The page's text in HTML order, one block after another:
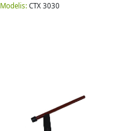
Modelis: CTX 3030